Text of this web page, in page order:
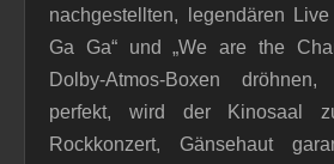
nachgestellten, legendären
Ga Ga“ und „We are the
Dolby-Atmos-Boxen
perfekt, wird der Kinosaal
Rockkonzert, Gänsehaut